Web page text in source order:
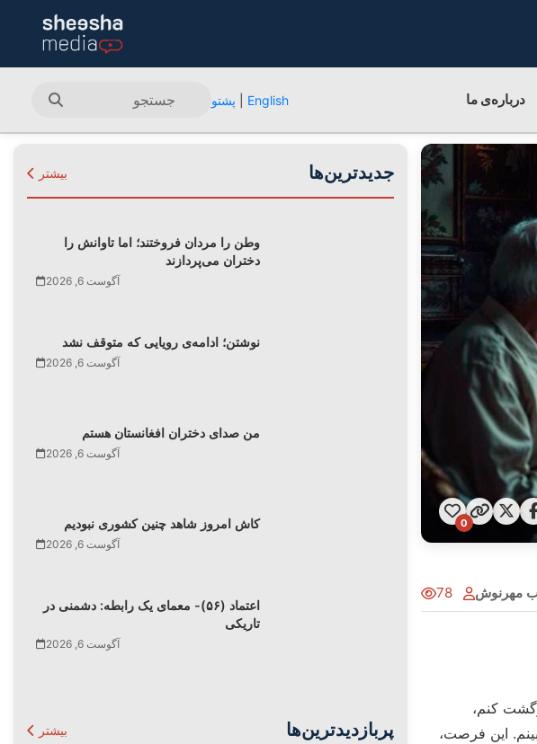
درباره‌ی‌ ما English پشتو
0
78
کنم،
این فرصت،
جدیدترین‌ها بیشتر
وطن را مردان فروختند؛ اما تاوانش را
دختران می‌پردازند
آگوست 6, 2026
نوشتن؛ ادامه‌ی رویایی که متوقف نشد
آگوست 6, 2026
من صدای دختران افغانستان هستم
آگوست 6, 2026
کاش امروز شاهد چنین کشوری نبودیم
آگوست 6, 2026
اعتماد (۵۶)- معمای یک رابطه: دشمنی در
تاریکی
آگوست 6, 2026
پربازدیدترین‌ها بیشتر